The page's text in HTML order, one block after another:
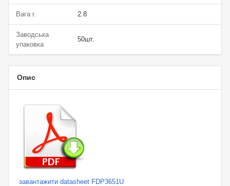
Вага г. 2.8
Заводська
упаковка
50шт.
Опис
завантажити datasheet FDP3651U